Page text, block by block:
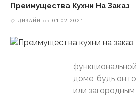
Преимущества Кухни На Заказ
ДИЗАЙН on 01.02.2021
доме, будь он
или